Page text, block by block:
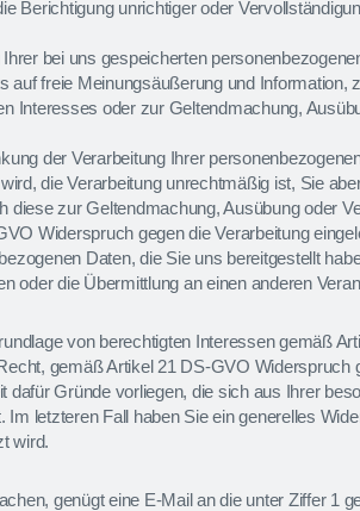
Berichtigung unrichtiger oder
bei uns gespeicherten
auf freie Meinungsäußerung und Information,
Interesses oder zur Geltendmachung,
der Verarbeitung Ihrer
die Verarbeitung unrechtmäßig ist, Sie
diese zur Geltendmachung, Ausübung oder
Widerspruch gegen die Verarbeitung
Daten, die Sie uns bereitgestellt
oder die Übermittlung an einen anderen
von berechtigten Interessen gemäß
gemäß Artikel 21 DS-GVO Widerspruch
Gründe vorliegen, die sich aus Ihrer
letzteren Fall haben Sie ein generelles
wird.
genügt eine E-Mail an die unter Ziffer 1